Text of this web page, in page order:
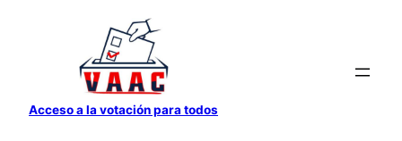
contenido
Acceso a la votación para todos